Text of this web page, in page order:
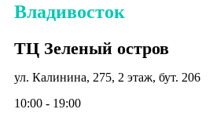
Владивосток
ТЦ Зеленый остров
ул. Калинина, 275, 2 этаж, бут. 206
10:00 - 19:00